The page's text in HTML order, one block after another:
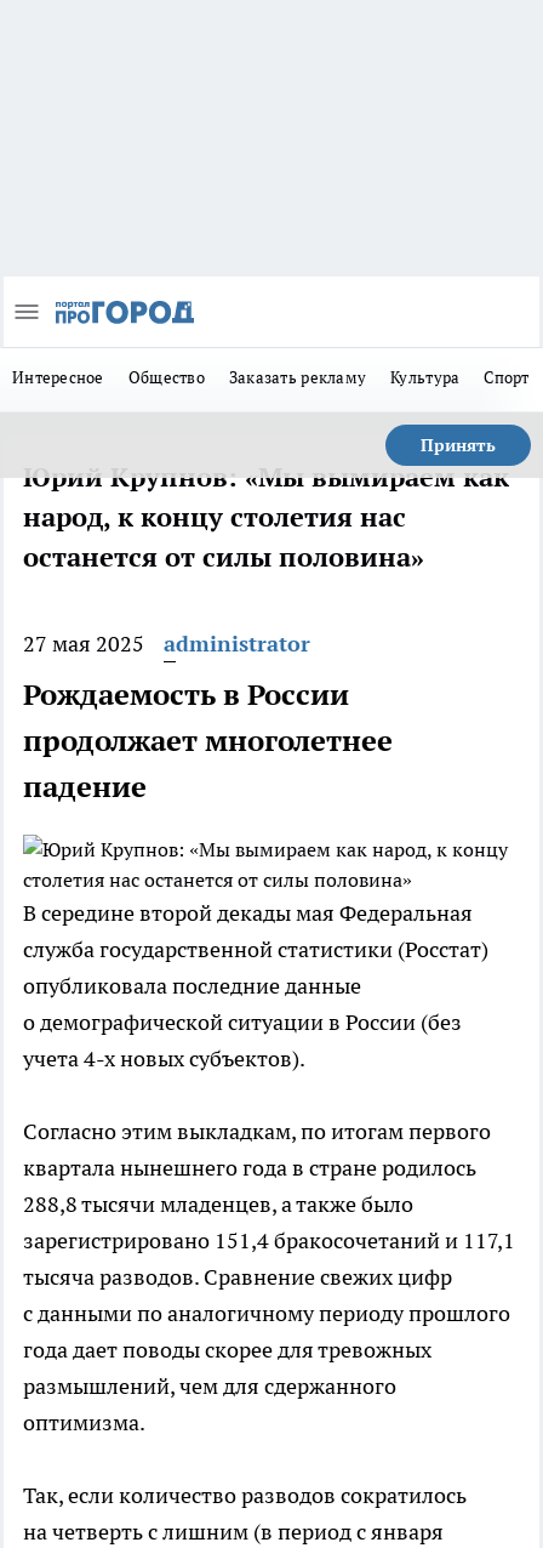
Интересное Общество Заказать рекламу Культура Спорт
Принять
Юрий Крупнов: «Мы вымираем как
народ, к концу столетия нас
останется от силы половина»
27 мая 2025 administrator
Рождаемость в России
продолжает многолетнее
падение
В середине второй декады мая Федеральная
служба государственной статистики (Росстат)
опубликовала последние данные
о демографической ситуации в России (без
учета 4-х новых субъектов).
Согласно этим выкладкам, по итогам первого
квартала нынешнего года в стране родилось
288,8 тысячи младенцев, а также было
зарегистрировано 151,4 бракосочетаний и 117,1
тысяча разводов. Сравнение свежих цифр
с данными по аналогичному периоду прошлого
года дает поводы скорее для тревожных
размышлений, чем для сдержанного
оптимизма.
Так, если количество разводов сократилось
на четверть с лишним (в период с января